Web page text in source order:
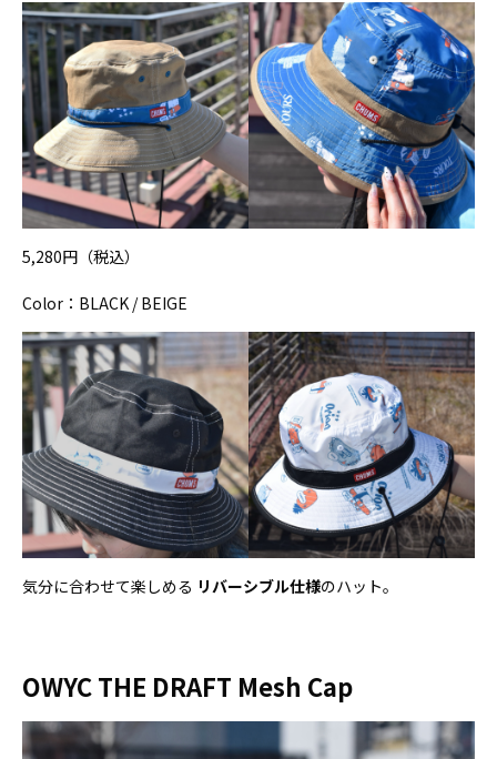
5,280円（税込）
Color：BLACK / BEIGE
気分に合わせて楽しめる リバーシブル仕様のハット。
OWYC THE DRAFT Mesh Cap